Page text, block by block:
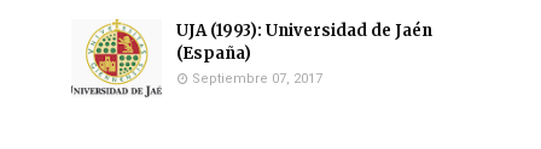
UJA (1993): Universidad de Jaén
(España)
Septiembre 07, 2017